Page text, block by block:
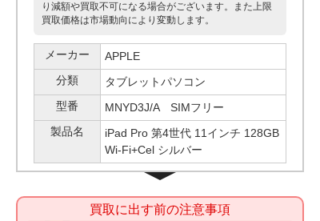
り減額や買取不可になる場合がございます。また上限
買取価格は市場動向により変動します。
メーカー
APPLE
分類
タブレットパソコン
型番
MNYD3J/A SIMフリー
製品名
iPad Pro 第4世代 11インチ 128GB
Wi-Fi+Cel シルバー
買取に出す前の注意事項